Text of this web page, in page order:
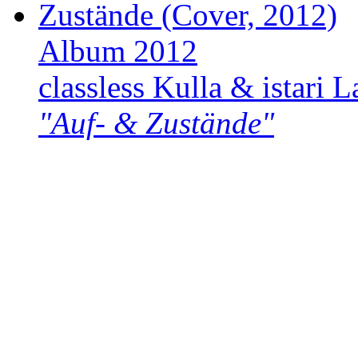
Album 2012
classless Kulla & istari
"Auf- & Zustände"